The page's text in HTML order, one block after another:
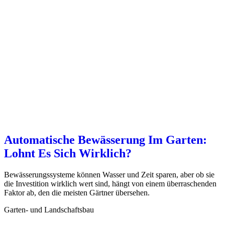
Automatische Bewässerung Im Garten:
Lohnt Es Sich Wirklich?
Bewässerungssysteme können Wasser und Zeit sparen, aber ob sie
die Investition wirklich wert sind, hängt von einem überraschenden
Faktor ab, den die meisten Gärtner übersehen.
Garten- und Landschaftsbau